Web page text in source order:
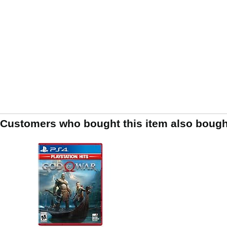
Customers who bought this item also